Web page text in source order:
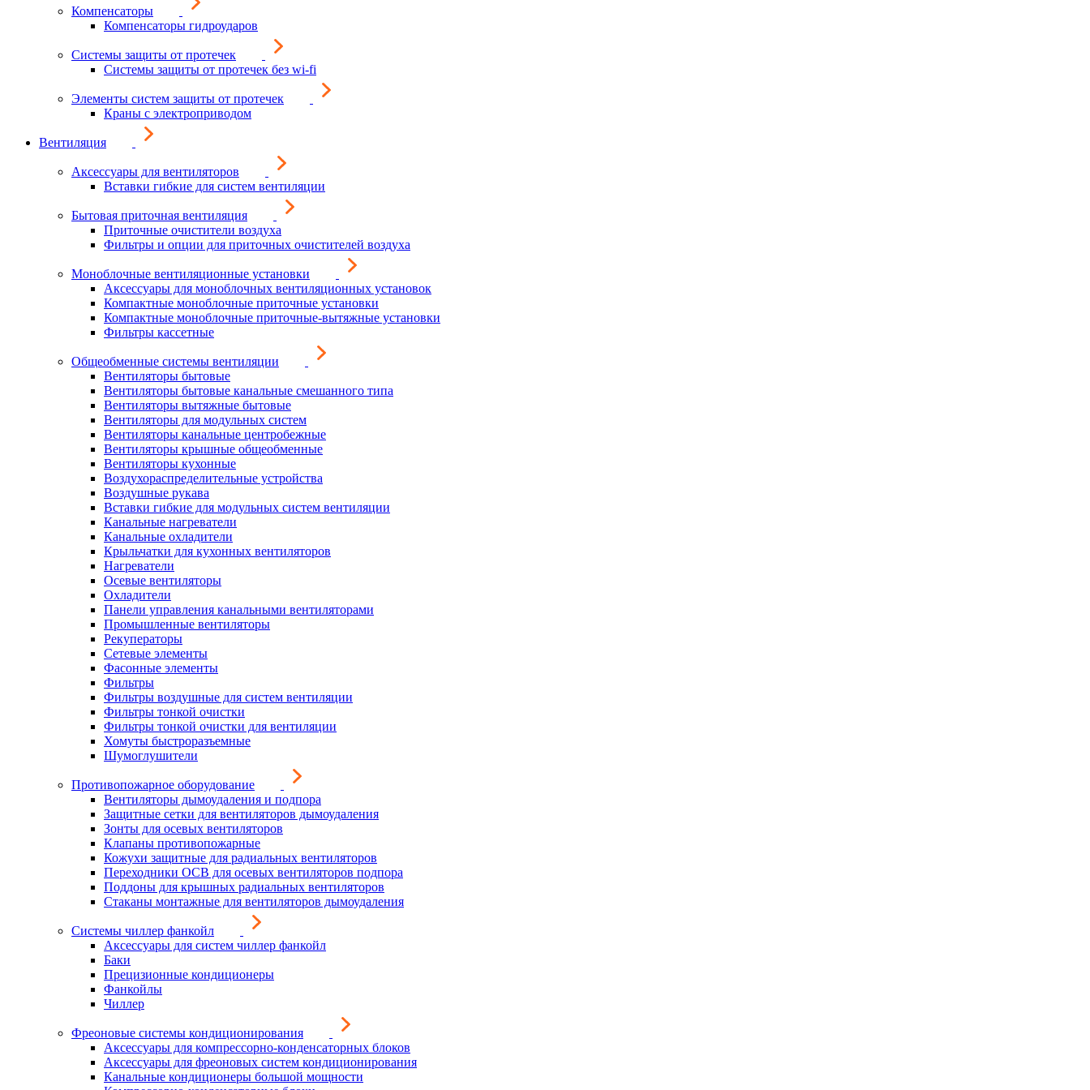
Компенсаторы
Компенсаторы гидроударов
Системы защиты от протечек
Системы защиты от протечек без wi-fi
Элементы систем защиты от протечек
Краны с электроприводом
Вентиляция
Аксессуары для вентиляторов
Вставки гибкие для систем вентиляции
Бытовая приточная вентиляция
Приточные очистители воздуха
Фильтры и опции для приточных очистителей воздуха
Моноблочные вентиляционные установки
Аксессуары для моноблочных вентиляционных установок
Компактные моноблочные приточные установки
Компактные моноблочные приточные-вытяжные установки
Фильтры кассетные
Общеобменные системы вентиляции
Вентиляторы бытовые
Вентиляторы бытовые канальные смешанного типа
Вентиляторы вытяжные бытовые
Вентиляторы для модульных систем
Вентиляторы канальные центробежные
Вентиляторы крышные общеобменные
Вентиляторы кухонные
Воздухораспределительные устройства
Воздушные рукава
Вставки гибкие для модульных систем вентиляции
Канальные нагреватели
Канальные охладители
Крыльчатки для кухонных вентиляторов
Нагреватели
Осевые вентиляторы
Охладители
Панели управления канальными вентиляторами
Промышленные вентиляторы
Рекуператоры
Сетевые элементы
Фасонные элементы
Фильтры
Фильтры воздушные для систем вентиляции
Фильтры тонкой очистки
Фильтры тонкой очистки для вентиляции
Хомуты быстроразъемные
Шумоглушители
Противопожарное оборудование
Вентиляторы дымоудаления и подпора
Защитные сетки для вентиляторов дымоудаления
Зонты для осевых вентиляторов
Клапаны противопожарные
Кожухи защитные для радиальных вентиляторов
Переходники ОСВ для осевых вентиляторов подпора
Поддоны для крышных радиальных вентиляторов
Стаканы монтажные для вентиляторов дымоудаления
Системы чиллер фанкойл
Аксессуары для систем чиллер фанкойл
Баки
Прецизионные кондиционеры
Фанкойлы
Чиллер
Фреоновые системы кондиционирования
Аксессуары для компрессорно-конденсаторных блоков
Аксессуары для фреоновых систем кондиционирования
Канальные кондиционеры большой мощности